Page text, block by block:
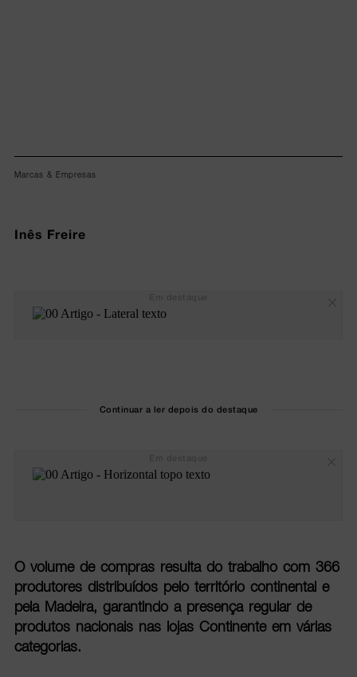
Marcas & Empresas
Inês Freire
Continuar a ler depois do destaque
O volume de compras resulta do trabalho com 366
produtores distribuídos pelo território continental e
pela Madeira, garantindo a presença regular de
produtos nacionais nas lojas Continente em várias
categorias.